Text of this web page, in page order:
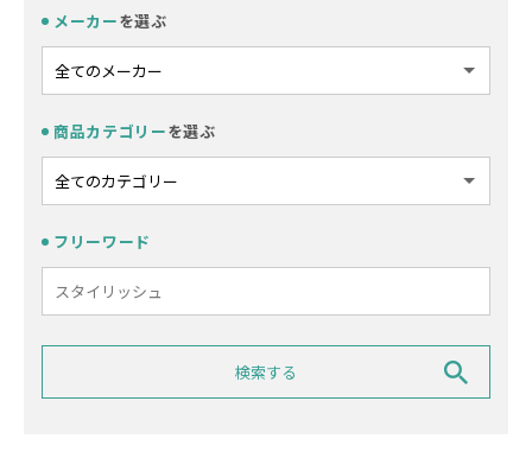
メーカーを選ぶ
商品カテゴリーを選ぶ
フリーワード